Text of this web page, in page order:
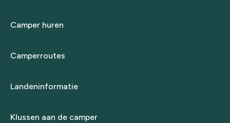
Camper huren
Camperroutes
Landeninformatie
Klussen aan de camper